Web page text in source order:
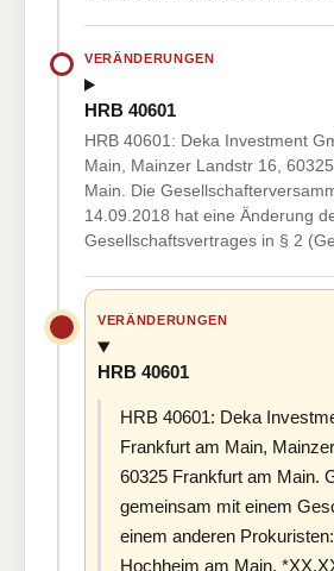
VERÄNDERUNGEN
HRB 40601
HRB 40601: Deka Investment
Main, Mainzer Landstr 16,
Main. Die
14.09.2018 hat eine Änderung
Gesellschaftsvertrages in § 2
VERÄNDERUNGEN
HRB 40601
HRB 40601: Deka
Frankfurt am Main,
60325 Frankfurt am Main.
gemeinsam mit einem
einem anderen
Hochheim am Main,